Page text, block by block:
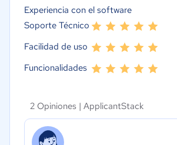
Experiencia con el software
Soporte Técnico
Facilidad de uso
Funcionalidades
2 Opiniones | ApplicantStack